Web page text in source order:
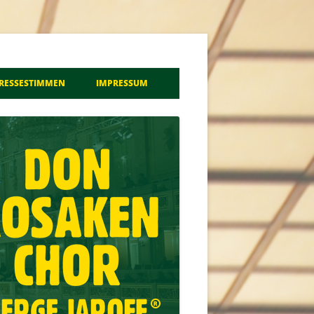
IMPRESSUM